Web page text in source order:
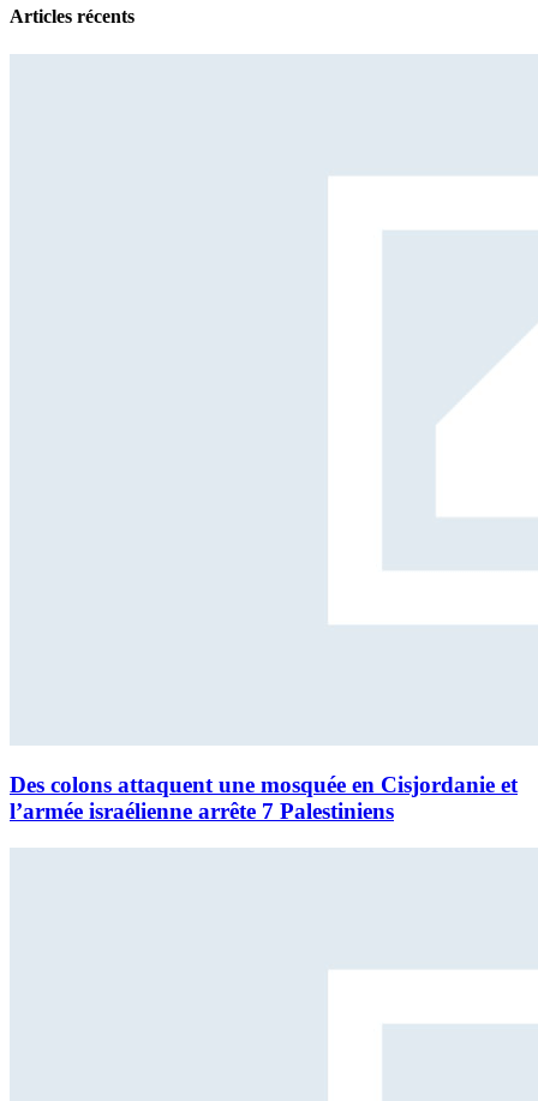
Articles récents
Des colons attaquent une mosquée en Cisjordanie et
l’armée israélienne arrête 7 Palestiniens